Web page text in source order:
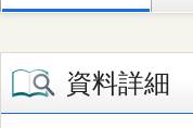
資料詳細